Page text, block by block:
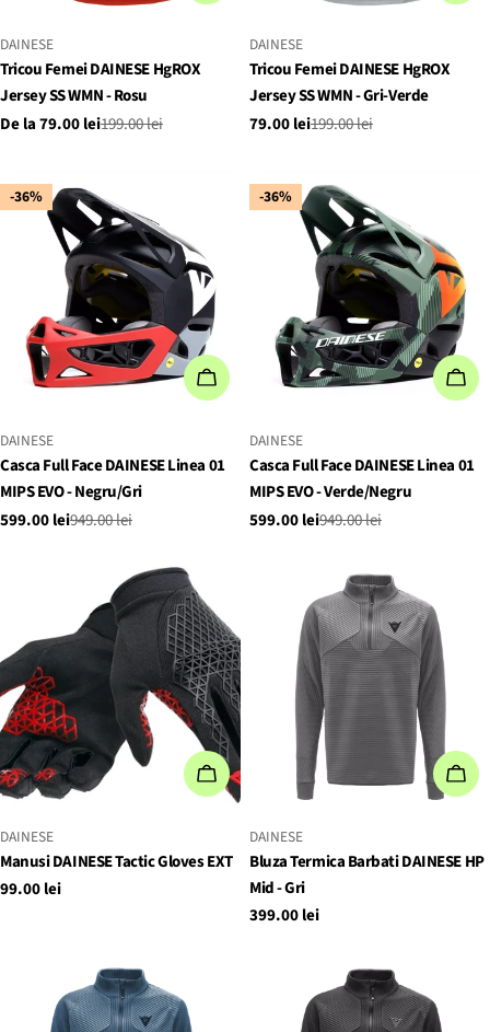
FURNIZOR:
DAINESE
Tricou Femei DAINESE HgROX
Jersey SS WMN - Rosu
Preț
De la 79.00 lei
Preț
199.00 lei
FURNIZOR:
DAINESE
Tricou Femei DAINESE HgROX
Jersey SS WMN - Gri-Verde
Preț
79.00 lei
Preț
199.00 lei
-36%
ALEGEȚI OPȚIUNILE
FURNIZOR:
DAINESE
Casca Full Face DAINESE Linea 01
MIPS EVO - Negru/Gri
Preț
599.00 lei
Preț
949.00 lei
-36%
FURNIZOR:
DAINESE
Casca Full Face DAINESE Linea 01
MIPS EVO - Verde/Negru
Preț
599.00 lei
Preț
949.00 lei
ALEGEȚI OPȚIUNILE
FURNIZOR:
DAINESE
Manusi DAINESE Tactic Gloves EXT
Preț
99.00 lei
FURNIZOR:
DAINESE
Bluza Termica Barbati DAINESE HP
Mid - Gri
Preț
399.00 lei